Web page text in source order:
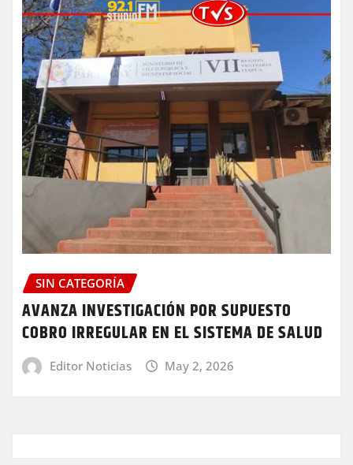
SIN CATEGORÍA
AVANZA INVESTIGACIÓN POR SUPUESTO
COBRO IRREGULAR EN EL SISTEMA DE SALUD
Editor Noticias May 2, 2026